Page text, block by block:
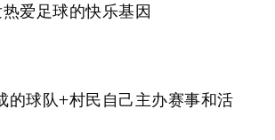
爱足球的快乐基因
的球队+村民自己主办赛事和活